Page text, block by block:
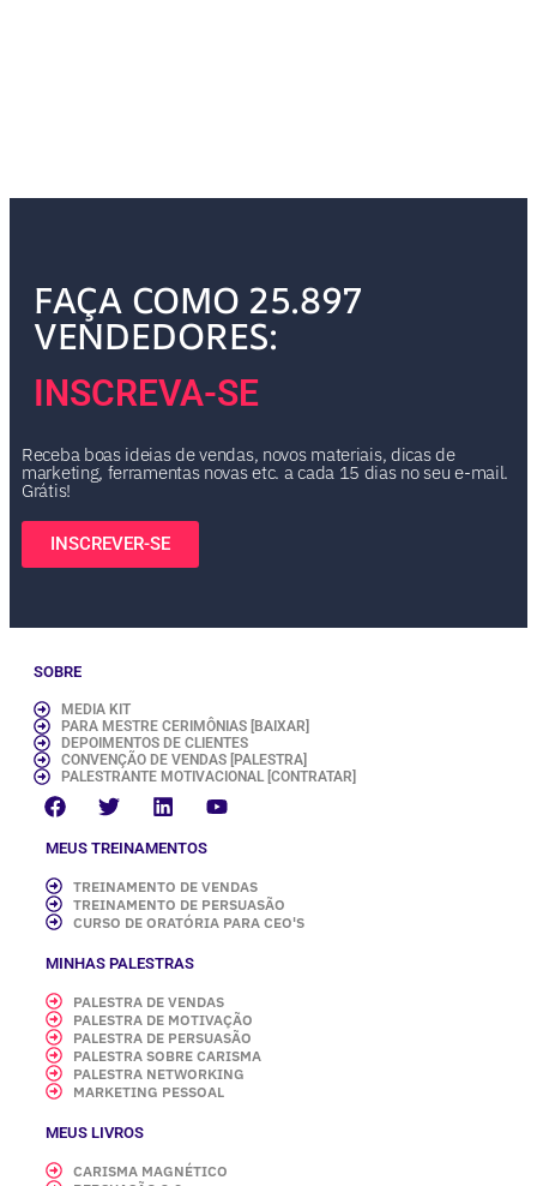
FAÇA COMO 25.897
VENDEDORES:
INSCREVA-SE
Receba boas ideias de vendas, novos materiais, dicas de
marketing, ferramentas novas etc. a cada 15 dias no seu e-mail.
Grátis!
INSCREVER-SE
SOBRE
MEDIA KIT
PARA MESTRE CERIMÔNIAS [BAIXAR]
DEPOIMENTOS DE CLIENTES
CONVENÇÃO DE VENDAS [PALESTRA]
PALESTRANTE MOTIVACIONAL [CONTRATAR]
MEUS TREINAMENTOS
TREINAMENTO DE VENDAS
TREINAMENTO DE PERSUASÃO
CURSO DE ORATÓRIA PARA CEO'S
MINHAS PALESTRAS
PALESTRA DE VENDAS
PALESTRA DE MOTIVAÇÃO
PALESTRA DE PERSUASÃO
PALESTRA SOBRE CARISMA
PALESTRA NETWORKING
MARKETING PESSOAL
MEUS LIVROS
CARISMA MAGNÉTICO